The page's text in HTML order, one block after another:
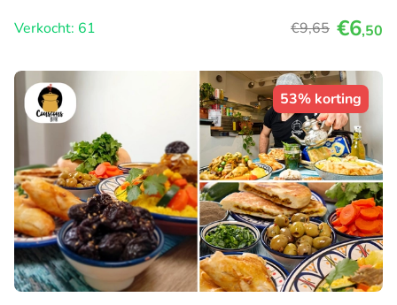
Verkocht: 61
€9,65 €6,50
53% korting